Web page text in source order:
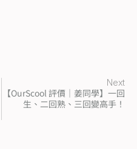
Next
【OurScool 評價｜姜同學】一回
生、二回熟、三回變高手！